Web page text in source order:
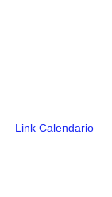
Link Calendario